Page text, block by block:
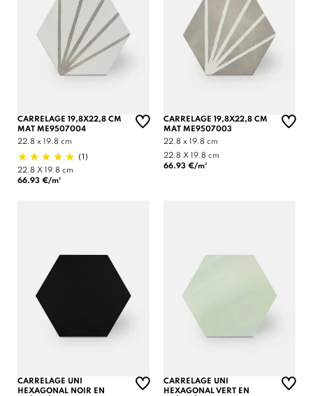
CARRELAGE 19,8X22,8 CM
MAT ME9507004
22.8 x 19.8 cm
(1)
22.8 X 19.8 cm
66.93 €/m²
CARRELAGE 19,8X22,8 CM
MAT ME9507003
22.8 x 19.8 cm
22.8 X 19.8 cm
66.93 €/m²
CARRELAGE UNI
HEXAGONAL NOIR EN
CARRELAGE UNI
HEXAGONAL VERT EN